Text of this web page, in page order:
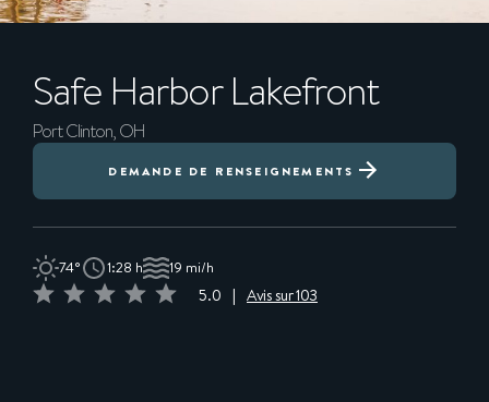
Safe HarborLakefront
Port Clinton, OH
DEMANDE DE RENSEIGNEMENTS
74° 1:28 h 19 mi/h
5.0 Avis sur 103